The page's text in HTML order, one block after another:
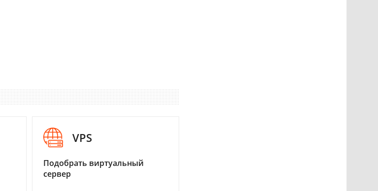
VPS
Подобрать виртуальный
сервер